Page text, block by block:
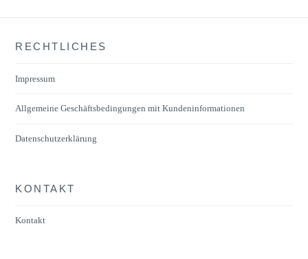
RECHTLICHES
Impressum
Allgemeine Geschäftsbedingungen mit Kundeninformationen
Datenschutzerklärung
KONTAKT
Kontakt